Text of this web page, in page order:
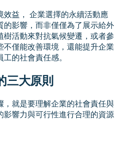
效益， 企業選擇的永續活動應
的影響，而非僅僅為了展示給外
活動來對抗氣候變遷，或者參
僅能改善環境，還能提升企業
的社會責任感。
三大原則
，就是要理解企業的社會責任與
影響力與可行性進行合理的資源